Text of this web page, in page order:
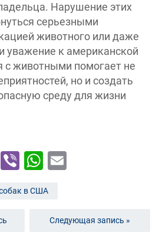
Нарушение этих
серьезными
животного или даже
уважение к американской
с животными помогает не
но и создать
среду для жизни
VK ViberWhatsApp
в США
Следующая запись »